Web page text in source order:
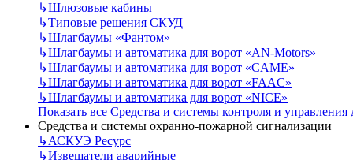
↳Шлюзовые кабины
↳Типовые решения СКУД
↳Шлагбаумы «Фантом»
↳Шлагбаумы и автоматика для ворот «AN-Motors»
↳Шлагбаумы и автоматика для ворот «CAME»
↳Шлагбаумы и автоматика для ворот «FAAC»
↳Шлагбаумы и автоматика для ворот «NICE»
Показать все Средства и системы контроля и управления
Средства и системы охранно-пожарной сигнализации
↳АСКУЭ Ресурс
↳Извещатели аварийные